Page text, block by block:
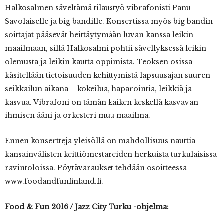
Halkosalmen säveltämä tilaustyö vibrafonisti Panu
Savolaiselle ja big bandille. Konsertissa myös big bandin
soittajat pääsevät heittäytymään luvan kanssa leikin
maailmaan, sillä Halkosalmi pohtii sävellyksessä leikin
olemusta ja leikin kautta oppimista. Teoksen osissa
käsitellään tietoisuuden kehittymistä lapsuusajan suuren
seikkailun aikana – kokeilua, haparointia, leikkiä ja
kasvua. Vibrafoni on tämän kaiken keskellä kasvavan
ihmisen ääni ja orkesteri muu maailma.
Ennen konsertteja yleisöllä on mahdollisuus nauttia
kansainvälisten keittiömestareiden herkuista turkulaisissa
ravintoloissa. Pöytävaraukset tehdään osoitteessa
www.foodandfunfinland.fi.
Food & Fun 2016 / Jazz City Turku -ohjelma: